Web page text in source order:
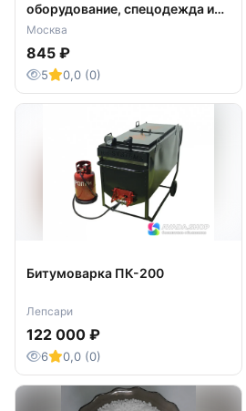
оборудование, спецодежда и
СИЗ
Москва
845 ₽
5 0,0 (0)
Битумоварка ПК-200
Лепсари
122 000 ₽
6 0,0 (0)